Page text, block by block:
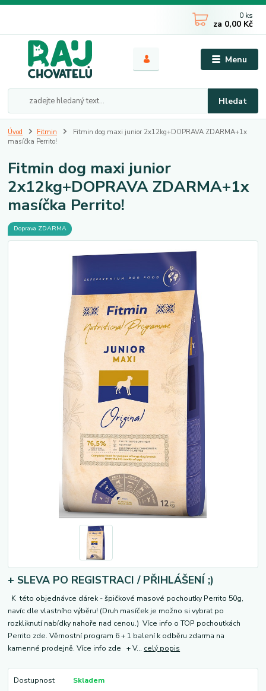
Menu
Hledat
0 ks
za 0,00 Kč
Úvod Fitmin
Fitmin dog maxi junior 2x12kg+DOPRAVA ZDARMA+1x
masíčka Perrito!
Fitmin dog maxi junior
2x12kg+DOPRAVA ZDARMA+1x
masíčka Perrito!
Doprava ZDARMA
+ SLEVA PO REGISTRACI / PŘIHLÁŠENÍ ;)
K této objednávce dárek - špičkové masové pochoutky Perrito 50g,
navíc dle vlastního výběru! (Druh masíček je možno si vybrat po
rozkliknutí nabídky nahoře nad cenou.) Více info o TOP pochoutkách
Perrito zde. Věrnostní program 6 + 1 balení k odběru zdarma na
kamenné prodejně. Více info zde + V... celý popis
Dostupnost
Skladem